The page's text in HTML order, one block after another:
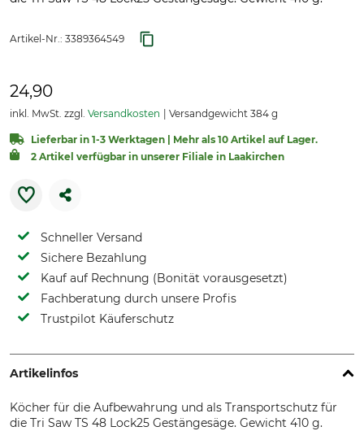
Artikel-Nr.: 3389364549
24,90
inkl. MwSt. zzgl. Versandkosten Versandgewicht 384 g
Lieferbar in 1-3 Werktagen | Mehr als 10 Artikel auf Lager.
2 Artikel verfügbar in unserer Filiale in Laakirchen
Schneller Versand
Sichere Bezahlung
Kauf auf Rechnung (Bonität vorausgesetzt)
Fachberatung durch unsere Profis
Trustpilot Käuferschutz
Artikelinfos
Köcher für die Aufbewahrung und als Transportschutz für
die Tri Saw TS 48 Lock25 Gestängesäge. Gewicht 410 g.